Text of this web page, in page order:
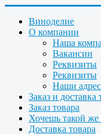
Виноделие
О компании
Наша
Вакансии
Реквизиты
Реквизиты
Наши
Заказ и доставка
Заказ товара
Хочешь такой же
Доставка товара